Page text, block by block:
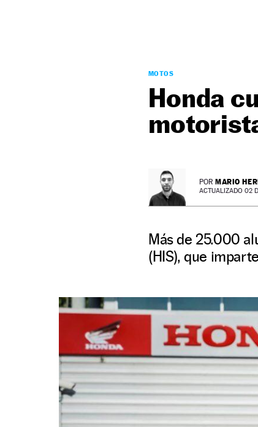
MOTOS
Honda
POR MARIO
ACTUALIZADO 02
Más de 25.000
(HIS), que